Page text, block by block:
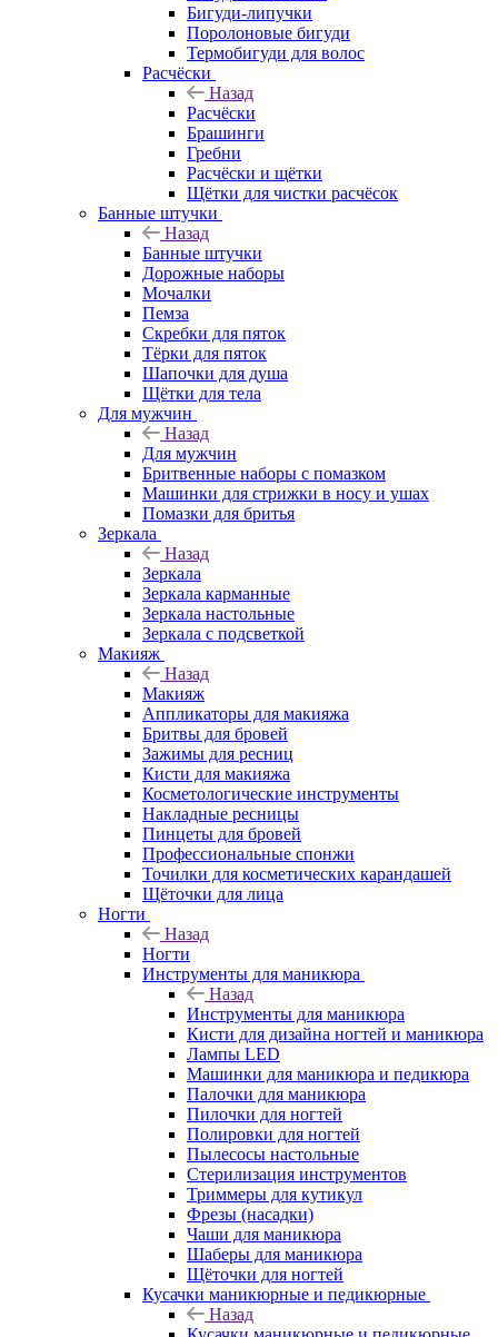
Бигуди-липучки
Поролоновые бигуди
Термобигуди для волос
Расчёски
Назад
Расчёски
Брашинги
Гребни
Расчёски и щётки
Щётки для чистки расчёсок
Банные штучки
Назад
Банные штучки
Дорожные наборы
Мочалки
Пемза
Скребки для пяток
Тёрки для пяток
Шапочки для душа
Щётки для тела
Для мужчин
Назад
Для мужчин
Бритвенные наборы с помазком
Машинки для стрижки в носу и ушах
Помазки для бритья
Зеркала
Назад
Зеркала
Зеркала карманные
Зеркала настольные
Зеркала с подсветкой
Макияж
Назад
Макияж
Аппликаторы для макияжа
Бритвы для бровей
Зажимы для ресниц
Кисти для макияжа
Косметологические инструменты
Накладные ресницы
Пинцеты для бровей
Профессиональные спонжи
Точилки для косметических карандашей
Щёточки для лица
Ногти
Назад
Ногти
Инструменты для маникюра
Назад
Инструменты для маникюра
Кисти для дизайна ногтей и маникюра
Лампы LED
Машинки для маникюра и педикюра
Палочки для маникюра
Пилочки для ногтей
Полировки для ногтей
Пылесосы настольные
Стерилизация инструментов
Триммеры для кутикул
Фрезы (насадки)
Чаши для маникюра
Шаберы для маникюра
Щёточки для ногтей
Кусачки маникюрные и педикюрные
Назад